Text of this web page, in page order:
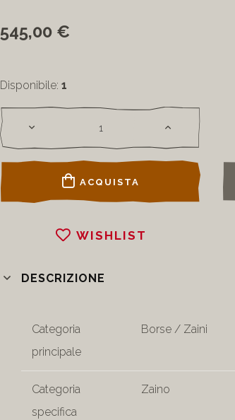
545,00 €
Disponibile: 1
ACQUISTA
WISHLIST
DESCRIZIONE
Categoria
principale
Borse / Zaini
Categoria
specifica
Zaino